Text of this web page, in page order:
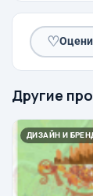
♡
Другие
ДИЗАЙН И